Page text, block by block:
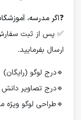
❓اگر مدرسه،
✅ پس از ثبت سفارش
ارسال بفرمایید.
🔹درج لوگو (رایگان)
🔹درج تصاویر دانش
🔹طراحی لوگو ویژه